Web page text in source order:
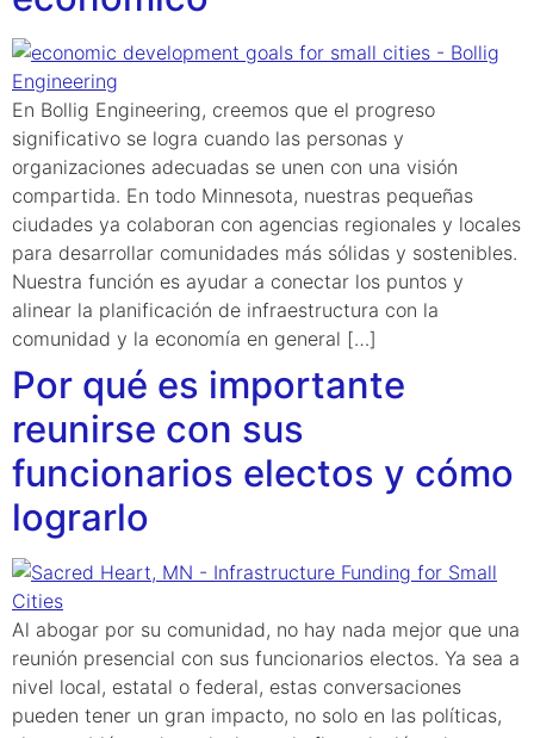
En Bollig Engineering, creemos que el progreso
significativo se logra cuando las personas y
organizaciones adecuadas se unen con una visión
compartida. En todo Minnesota, nuestras pequeñas
ciudades ya colaboran con agencias regionales y locales
para desarrollar comunidades más sólidas y sostenibles.
Nuestra función es ayudar a conectar los puntos y
alinear la planificación de infraestructura con la
comunidad y la economía en general […]
Por qué es importante
reunirse con sus
funcionarios electos y cómo
lograrlo
Al abogar por su comunidad, no hay nada mejor que una
reunión presencial con sus funcionarios electos. Ya sea a
nivel local, estatal o federal, estas conversaciones
pueden tener un gran impacto, no solo en las políticas,